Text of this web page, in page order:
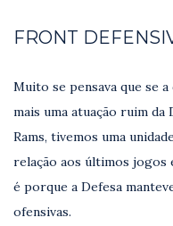
FRONT
Muito se pensava que se
mais uma atuação ruim da
Rams, tivemos uma
relação aos últimos jogos
é porque a Defesa
ofensivas.